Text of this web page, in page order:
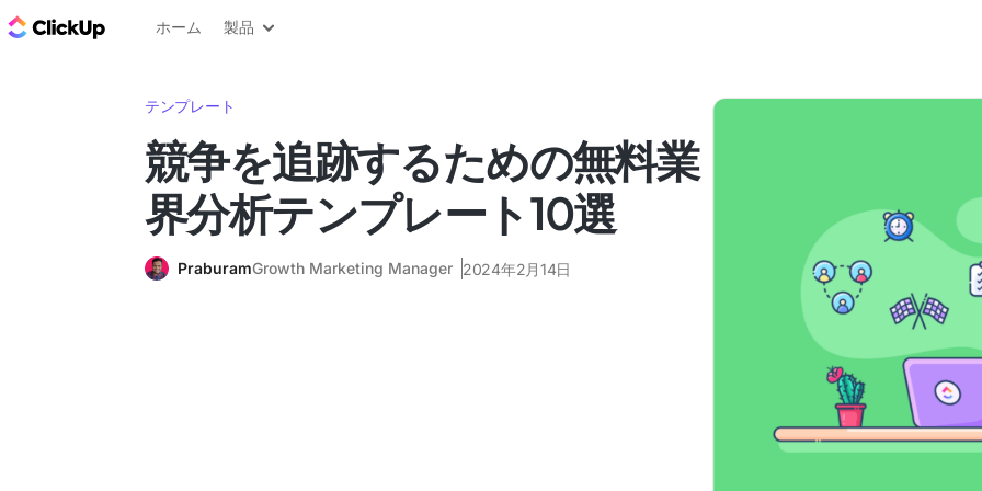
ClickUp ブログ
ホーム 製品
テンプレート
競争を追跡するための無料業
界分析テンプレート10選
PraburamGrowth Marketing Manager 2024年2月14日